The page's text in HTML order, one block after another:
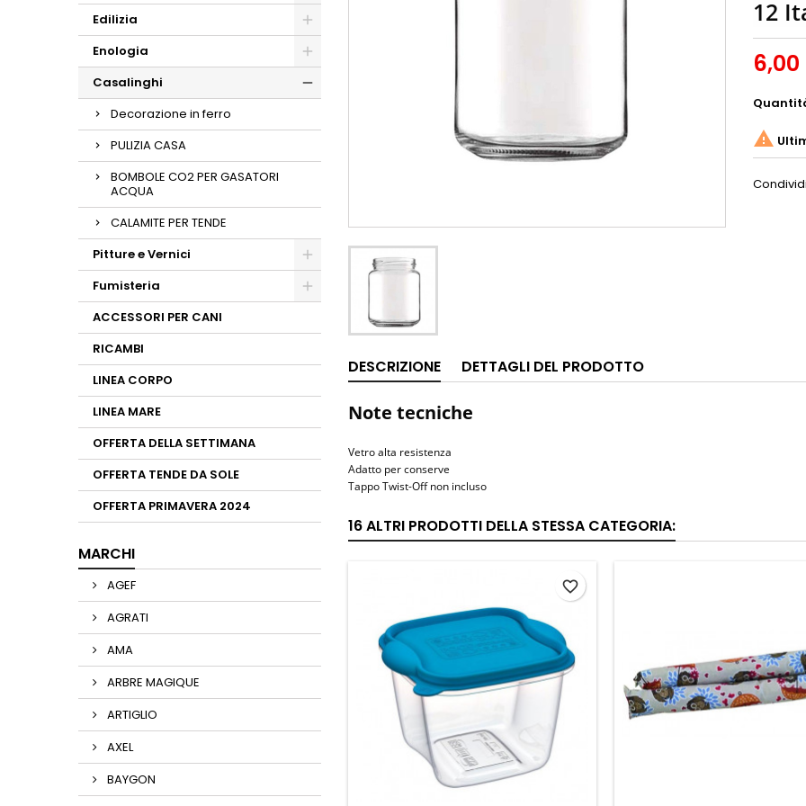
Edilizia
Enologia
Casalinghi
Decorazione in ferro
PULIZIA CASA
BOMBOLE CO2 PER GASATORI
ACQUA
CALAMITE PER TENDE
Pitture e Vernici
Fumisteria
ACCESSORI PER CANI
RICAMBI
LINEA CORPO
LINEA MARE
OFFERTA DELLA SETTIMANA
OFFERTA TENDE DA SOLE
OFFERTA PRIMAVERA 2024
MARCHI
AGEF
AGRATI
AMA
ARBRE MAGIQUE
ARTIGLIO
AXEL
BAYGON
12

Condividi
DESCRIZIONE DETTAGLI DEL PRODOTTO
Note tecniche
Vetro alta resistenza
Adatto per conserve
Tappo Twist-Off non incluso
16 ALTRI PRODOTTI DELLA STESSA CATEGORIA:
favorite_border